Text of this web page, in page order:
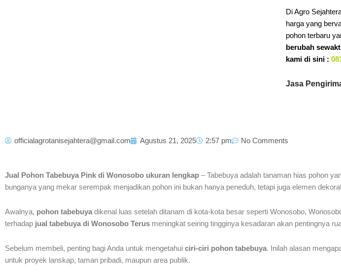
Di Agro
harga yang
pohon terbaru
berubah
kami di sini :
Jasa
officialagrotanisejahtera@gmail.com Agustus 21, 2025 2:57 pm No Comments
Jual Pohon Tabebuya Pink di Wonosobo ukuran lengkap – Tabebuya adalah tanaman hias pohon
bunganya yang mekar serempak menjadikan pohon ini bukan hanya peneduh, tetapi juga elemen
Awalnya, pohon tabebuya dikenal luas setelah ditanam di kota-kota besar seperti Wonosobo,
terhadap jual tabebuya di Wonosobo Terus meningkat seiring tingginya kesadaran akan pentingnya
Sebelum membeli, penting bagi Anda untuk mengetahui ciri-ciri pohon tabebuya. Inilah alasan
untuk proyek lanskap, taman pribadi, maupun area publik.